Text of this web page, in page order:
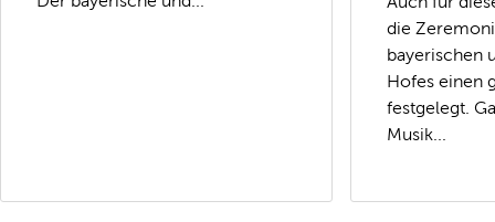
die
bayerischen
Hofes einen
festgelegt.
Musik...